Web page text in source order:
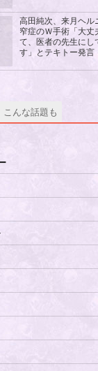
高田純次、来月ヘル
窄症のＷ手術「大丈
て、医者の先生にし
す」とテキトー発言
こんな話題も